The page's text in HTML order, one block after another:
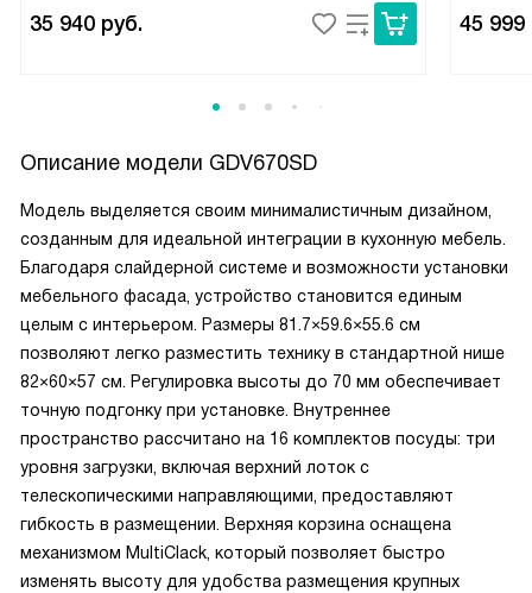
35 940 руб. 45 999
Описание модели GDV670SD
Модель выделяется своим минималистичным дизайном,
созданным для идеальной интеграции в кухонную мебель.
Благодаря слайдерной системе и возможности установки
мебельного фасада, устройство становится единым
целым с интерьером. Размеры 81.7×59.6×55.6 см
позволяют легко разместить технику в стандартной нише
82×60×57 см. Регулировка высоты до 70 мм обеспечивает
точную подгонку при установке. Внутреннее
пространство рассчитано на 16 комплектов посуды: три
уровня загрузки, включая верхний лоток с
телескопическими направляющими, предоставляют
гибкость в размещении. Верхняя корзина оснащена
механизмом MultiClack, который позволяет быстро
изменять высоту для удобства размещения крупных